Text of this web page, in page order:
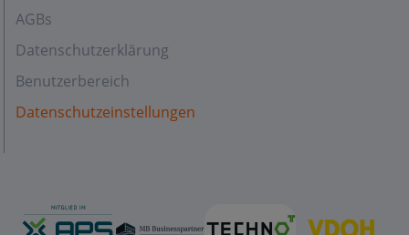
AGBs
Datenschutzerklärung
Benutzerbereich
Datenschutzeinstellungen